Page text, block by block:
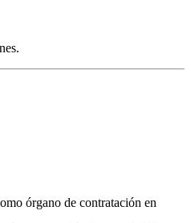
órgano de contratación en